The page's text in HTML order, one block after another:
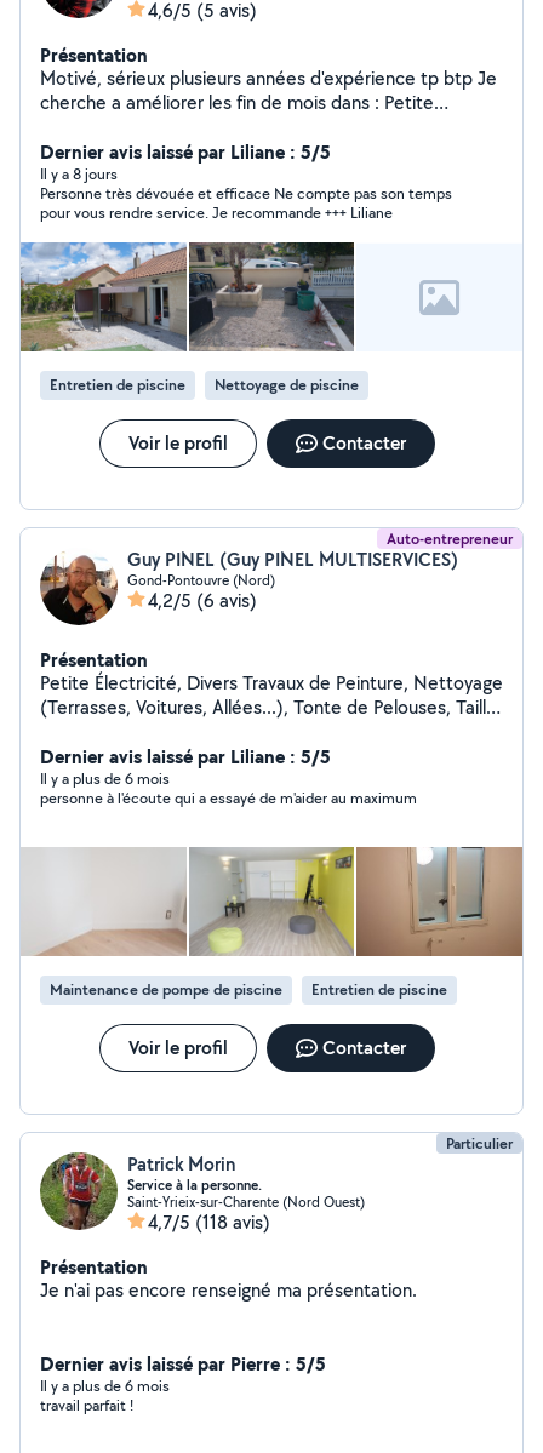
4,6/5 (5 avis)
Présentation
Motivé, sérieux plusieurs années d'expérience tp btp Je
cherche a améliorer les fin de mois dans : Petite
terrasse, nettoyage gouttière, nettoyage monument
funéraire, débouchage évacuation (wc, évier)tout les
petits travaux de maison également ne pas hésiter à me
contacter
Dernier avis laissé par Liliane : 5/5
Il y a 8 jours
Personne très dévouée et efficace Ne compte pas son temps
pour vous rendre service. Je recommande +++ Liliane
Entretien de piscine Nettoyage de piscine
Voir le profil Contacter
Auto-entrepreneur
Guy PINEL (Guy PINEL MULTISERVICES)
Gond-Pontouvre (Nord)
4,2/5 (6 avis)
Présentation
Petite Électricité, Divers Travaux de Peinture, Nettoyage
(Terrasses, Voitures, Allées...), Tonte de Pelouses, Taille
Livraison de Courses, Assistance Informatique, etc...
Dernier avis laissé par Liliane : 5/5
Il y a plus de 6 mois
personne à l'écoute qui a essayé de m'aider au maximum
Maintenance de pompe de piscine Entretien de piscine
Voir le profil Contacter
Particulier
Patrick Morin
Service à la personne.
Saint-Yrieix-sur-Charente (Nord Ouest)
4,7/5 (118 avis)
Présentation
Je n'ai pas encore renseigné ma présentation.
Dernier avis laissé par Pierre : 5/5
Il y a plus de 6 mois
travail parfait !